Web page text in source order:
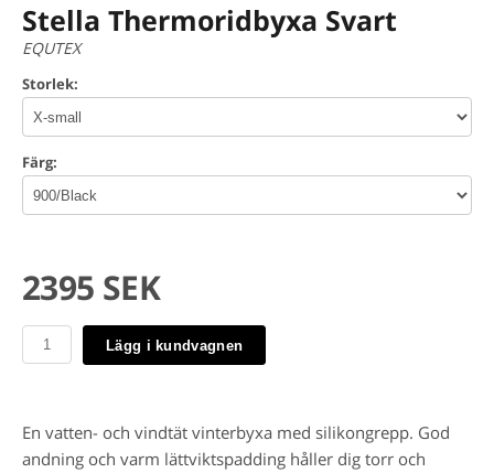
Stella Thermoridbyxa Svart
EQUTEX
Storlek:
Färg:
2395 SEK
Lägg i kundvagnen
En vatten- och vindtät vinterbyxa med silikongrepp. God
andning och varm lättviktspadding håller dig torr och